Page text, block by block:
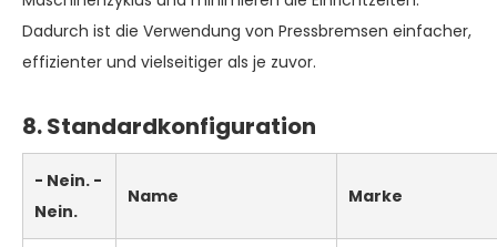
Dadurch ist die Verwendung von Pressbremsen einfacher,
effizienter und vielseitiger als je zuvor.
8. Standardkonfiguration
- Nein. -
Nein.
Name Marke